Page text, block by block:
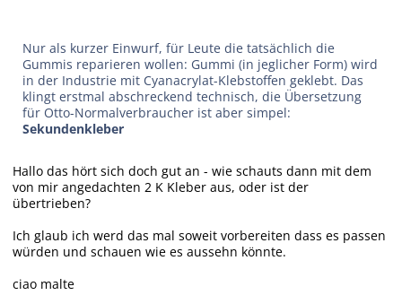
Nur als kurzer Einwurf, für Leute die tatsächlich die
Gummis reparieren wollen: Gummi (in jeglicher Form) wird
in der Industrie mit Cyanacrylat-Klebstoffen geklebt. Das
klingt erstmal abschreckend technisch, die Übersetzung
für Otto-Normalverbraucher ist aber simpel:
Sekundenkleber
Hallo das hört sich doch gut an - wie schauts dann mit dem
von mir angedachten 2 K Kleber aus, oder ist der
übertrieben?
Ich glaub ich werd das mal soweit vorbereiten dass es passen
würden und schauen wie es aussehn könnte.
ciao malte